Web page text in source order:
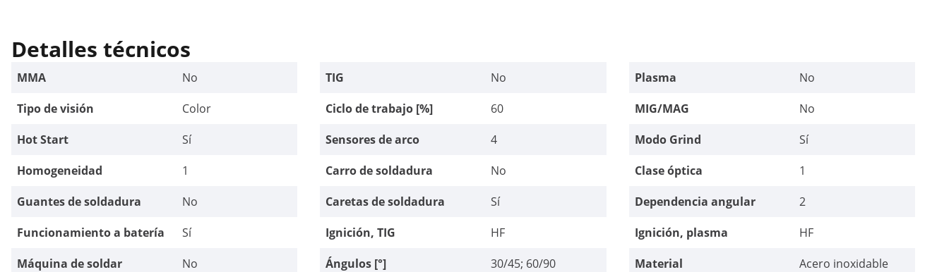
Detalles técnicos
MMA No TIG No Plasma
No
Tipo de visión
Color Ciclo de trabajo [%] 60 MIG/MAG
No
Hot Start
Sí Sensores de arco 4 Modo Grind
Sí
Homogeneidad
1 Carro de soldadura No Clase óptica
1
Guantes de soldadura
No Caretas de soldadura Sí Dependencia angular
2
Funcionamiento a batería
Sí Ignición, TIG HF Ignición, plasma
HF
Máquina de soldar
No Ángulos [°] 30/45; 60/90 Material
Acero inoxidable